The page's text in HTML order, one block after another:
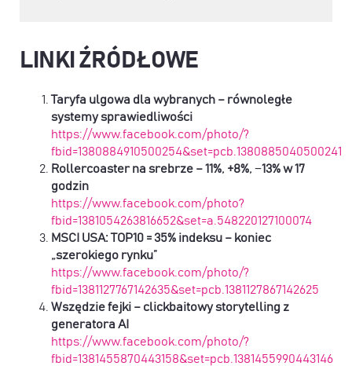
LINKI ŹRÓDŁOWE
Taryfa ulgowa dla wybranych – równoległe
systemy sprawiedliwości
https://www.facebook.com/photo/?
fbid=1380884910500254&set=pcb.1380885040500241
Rollercoaster na srebrze – 11%, +8%, −13% w 17
godzin
https://www.facebook.com/photo?
fbid=1381054263816652&set=a.548220127100074
MSCI USA: TOP10 = 35% indeksu – koniec
„szerokiego rynku”
https://www.facebook.com/photo/?
fbid=1381127767142635&set=pcb.1381127867142625
Wszędzie fejki – clickbaitowy storytelling z
generatora AI
https://www.facebook.com/photo/?
fbid=1381455870443158&set=pcb.1381455990443146